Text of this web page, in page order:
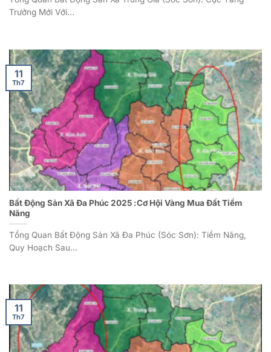
Trưởng Mới Với...
Bất Động Sản Xã Đa Phúc 2025 :Cơ Hội Vàng Mua Đất Tiềm
Năng
Tổng Quan Bất Động Sản Xã Đa Phúc (Sóc Sơn): Tiềm Năng,
Quy Hoạch Sau...
11
Th7
11
Th7